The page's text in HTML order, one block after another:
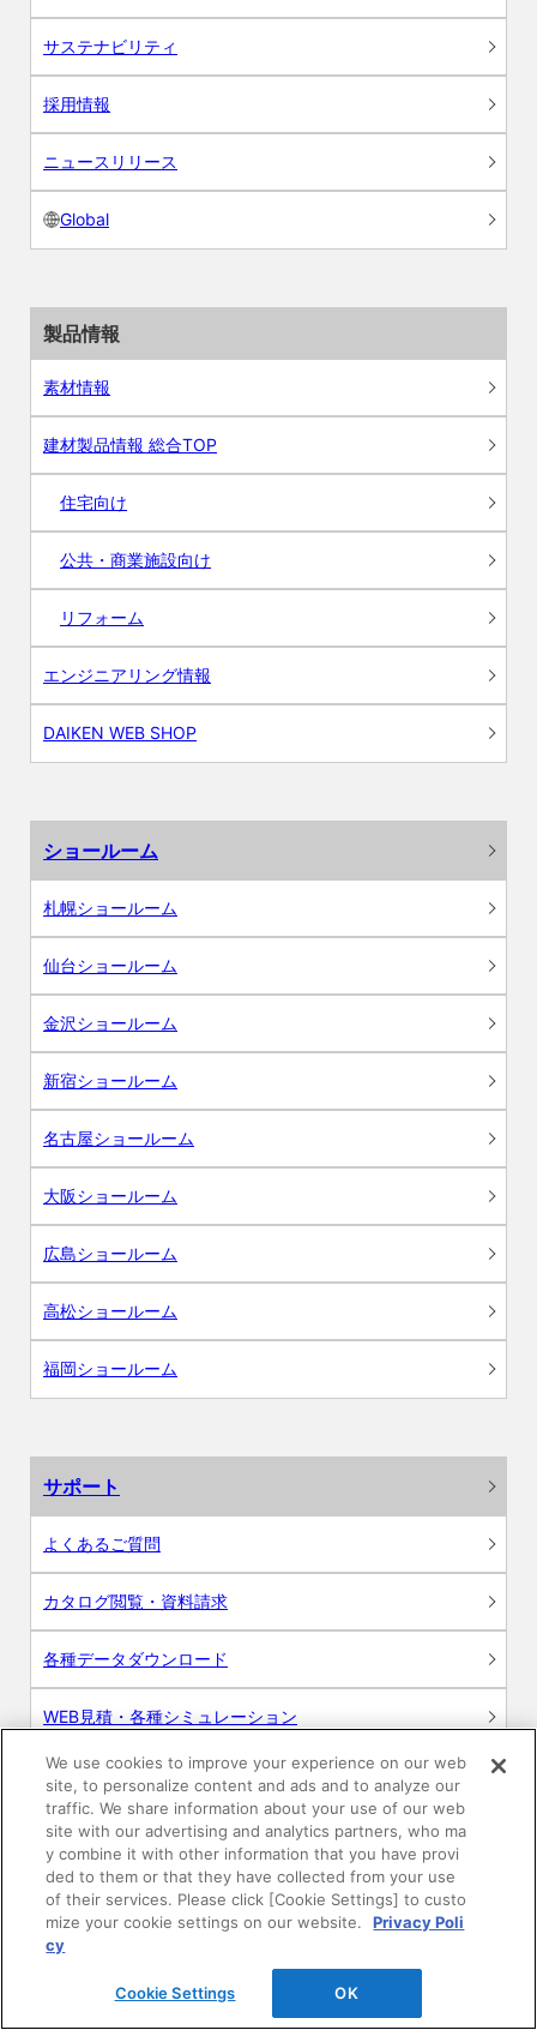
サステナビリティ
採用情報
ニュースリリース
Global
製品情報
素材情報
建材製品情報 総合TOP
住宅向け
公共・商業施設向け
リフォーム
エンジニアリング情報
DAIKEN WEB SHOP
ショールーム
札幌ショールーム
仙台ショールーム
金沢ショールーム
新宿ショールーム
名古屋ショールーム
大阪ショールーム
広島ショールーム
高松ショールーム
福岡ショールーム
サポート
よくあるご質問
カタログ閲覧・資料請求
各種データダウンロード
WEB見積・各種シミュレーション
交換用部品の購入
修理・点検
お問い合わせ
ログイン
建築・設計関係者様向けサイト
We use cookies to improve your experience on our web
site, to personalize content and ads and to analyze our
traffic. We share information about your use of our web
site with our advertising and analytics partners, who ma
y combine it with other information that you have provi
ded to them or that they have collected from your use
of their services. Please click [Cookie Settings] to custo
mize your cookie settings on our website.
Privacy Poli
cy
Cookie Settings OK